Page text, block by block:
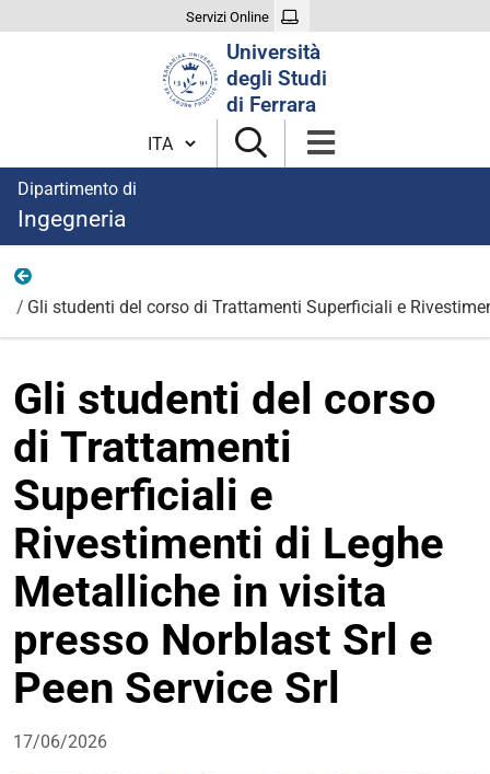
Servizi Online
Università
degli Studi
di Ferrara
Cambia lingua
Dipartimento di
Ingegneria
Gli studenti del corso di Trattamenti Superficiali e
Gli studenti del corso
di Trattamenti
Superficiali e
Rivestimenti di Leghe
Metalliche in visita
presso Norblast Srl e
Peen Service Srl
17/06/2026